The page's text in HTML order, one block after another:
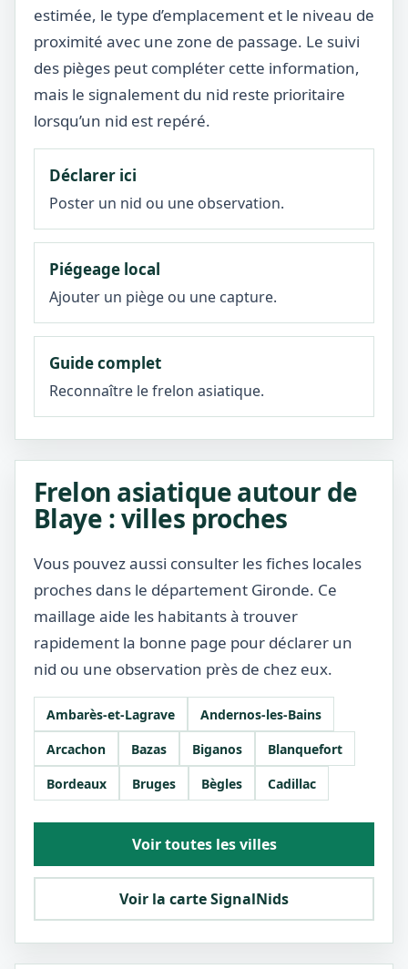
estimée, le type d’emplacement et le niveau de
proximité avec une zone de passage. Le suivi
des pièges peut compléter cette information,
mais le signalement du nid reste prioritaire
lorsqu’un nid est repéré.
Déclarer ici
Poster un nid ou une observation.
Piégeage local
Ajouter un piège ou une capture.
Guide complet
Reconnaître le frelon asiatique.
Frelon asiatique autour de
Blaye : villes proches
Vous pouvez aussi consulter les fiches locales
proches dans le département Gironde. Ce
maillage aide les habitants à trouver
rapidement la bonne page pour déclarer un
nid ou une observation près de chez eux.
Ambarès-et-Lagrave
Andernos-les-Bains
Arcachon
Bazas Biganos
Blanquefort
Bordeaux
Bruges Bègles Cadillac
Voir toutes les villes
Voir la carte SignalNids